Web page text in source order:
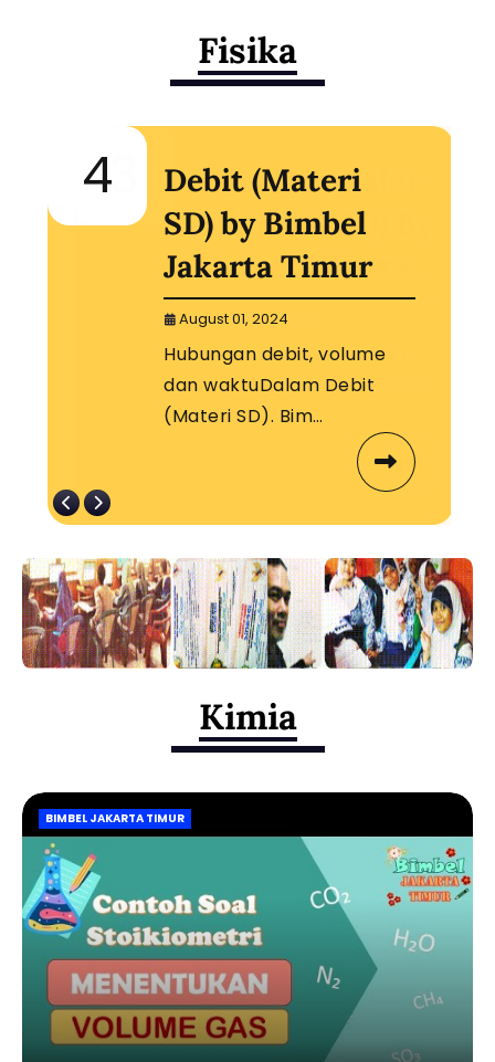
Fisika
4
Debit (Materi
SD) by Bimbel
Jakarta Timur
August 01, 2024
Hubungan debit, volume
dan waktuDalam Debit
(Materi SD). Bim…
Kimia
BIMBEL JAKARTA TIMUR